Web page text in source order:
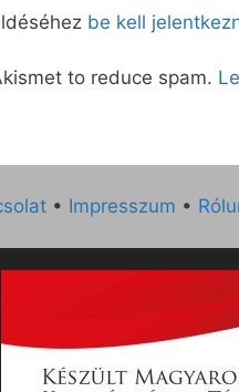
be kell
to reduce spam.
• Impresszum •